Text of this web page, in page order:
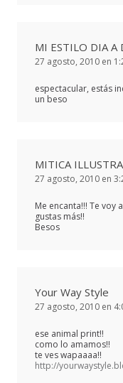
MI ESTILO DIA A
27 agosto, 2010 en
espectacular, estás
un beso
MITICA
27 agosto, 2010 en
Me encanta!!! Te
gustas más!!
Besos
Your Way Style
27 agosto, 2010 en
ese animal print!!
como lo amamos!!
te ves wapaaaa!!
http://